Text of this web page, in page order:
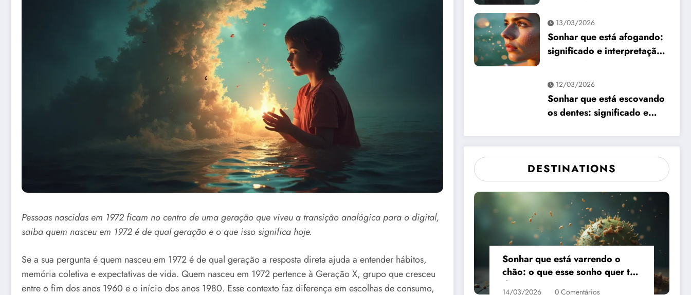
Pessoas nascidas em 1972 ficam no centro de uma geração que viveu a transição analógica para o digital,
saiba quem nasceu em 1972 é de qual geração e o que isso significa hoje.
Se a sua pergunta é quem nasceu em 1972 é de qual geração a resposta direta ajuda a entender hábitos,
memória coletiva e expectativas de vida. Quem nasceu em 1972 pertence à Geração X, grupo que cresceu
entre o fim dos anos 1960 e o início dos anos 1980. Esse contexto faz diferença em escolhas de consumo,
13/03/2026
Sonhar que está afogando:
significado e interpretação
12/03/2026
Sonhar que está escovando
os dentes: significado e
DESTINATIONS
Sonhar que está varrendo o
chão: o que esse sonho quer te
dizer?
14/03/2026 0 Comentários